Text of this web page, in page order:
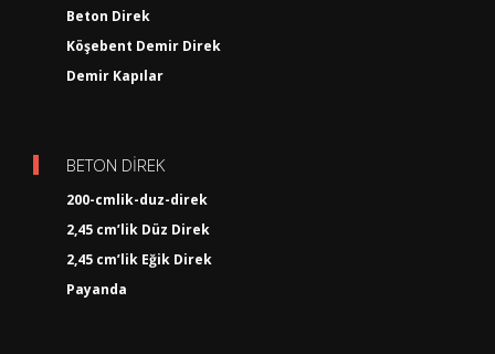
Beton Direk
Köşebent Demir Direk
Demir Kapılar
BETON DİREK
200-cmlik-duz-direk
2,45 cm’lik Düz Direk
2,45 cm’lik Eğik Direk
Payanda